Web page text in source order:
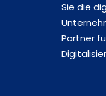
Sie die
Partner